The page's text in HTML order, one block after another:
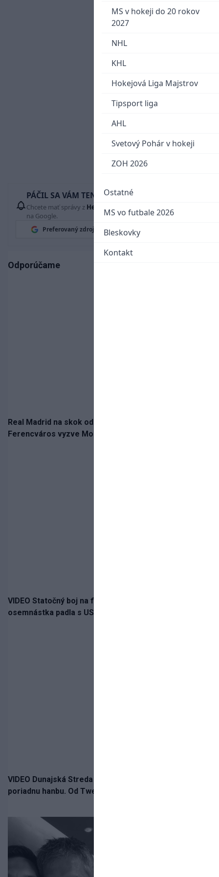
MS v hokeji do 20 rokov
2027
NHL
KHL
Hokejová Liga Majstrov
Tipsport liga
AHL
Svetový Pohár v hokeji
ZOH 2026
Ostatné
MS vo futbale 2026
Bleskovky
Kontakt
PÁČIL SA VÁM TENTO ČLÁNOK?
Chcete mať správy z Hetrik.sk
na Google.
Preferovaný zdroj
Odporúčame
Real Madrid na skok od Slovenska: Borbélyho
Ferencváros vyzve Mourinhove hviezdy
VIDEO Statočný boj na finále nestačil: Slovenská
osemnástka padla s USA a zabojuje o bronz
VIDEO Dunajská Streda si narobila v Holandsku
poriadnu hanbu. Od Twente inkasovala poltucet